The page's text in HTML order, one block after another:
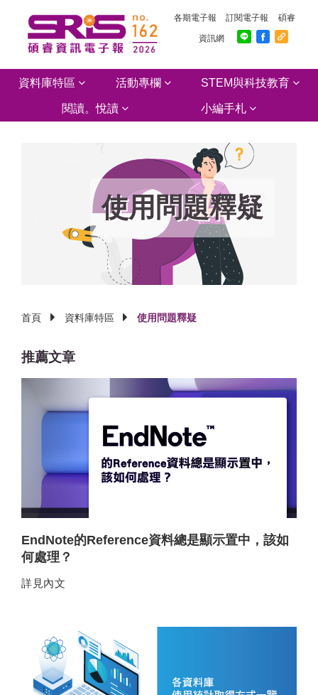
各期電子報 訂閱電子報 碩睿
資訊網
資料庫特區 活動專欄 STEM與科技教育
閱讀。悅讀 小編手札
使用問題釋疑
首頁 資料庫特區 使用問題釋疑
推薦文章
EndNote的Reference資料總是顯示置中，該如
何處理？
詳見內文